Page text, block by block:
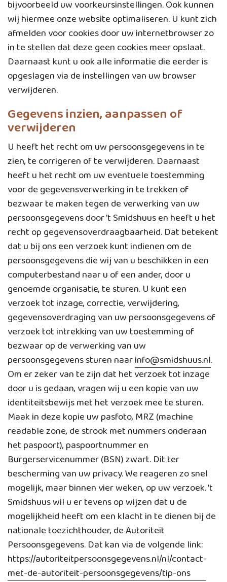
bijvoorbeeld uw voorkeursinstellingen. Ook kunnen
wij hiermee onze website optimaliseren. U kunt zich
afmelden voor cookies door uw internetbrowser zo
in te stellen dat deze geen cookies meer opslaat.
Daarnaast kunt u ook alle informatie die eerder is
opgeslagen via de instellingen van uw browser
verwijderen.
Gegevens inzien, aanpassen of
verwijderen
U heeft het recht om uw persoonsgegevens in te
zien, te corrigeren of te verwijderen. Daarnaast
heeft u het recht om uw eventuele toestemming
voor de gegevensverwerking in te trekken of
bezwaar te maken tegen de verwerking van uw
persoonsgegevens door 't Smidshuus en heeft u het
recht op gegevensoverdraagbaarheid. Dat betekent
dat u bij ons een verzoek kunt indienen om de
persoonsgegevens die wij van u beschikken in een
computerbestand naar u of een ander, door u
genoemde organisatie, te sturen. U kunt een
verzoek tot inzage, correctie, verwijdering,
gegevensoverdraging van uw persoonsgegevens of
verzoek tot intrekking van uw toestemming of
bezwaar op de verwerking van uw
persoonsgegevens sturen naarinfo@smidshuus.nl.
Om er zeker van te zijn dat het verzoek tot inzage
door u is gedaan, vragen wij u een kopie van uw
identiteitsbewijs met het verzoek mee te sturen.
Maak in deze kopie uw pasfoto, MRZ (machine
readable zone, de strook met nummers onderaan
het paspoort), paspoortnummer en
Burgerservicenummer (BSN) zwart. Dit ter
bescherming van uw privacy. We reageren zo snel
mogelijk, maar binnen vier weken, op uw verzoek. 't
Smidshuus wil u er tevens op wijzen dat u de
mogelijkheid heeft om een klacht in te dienen bij de
nationale toezichthouder, de Autoriteit
Persoonsgegevens. Dat kan via de volgende link:
https://autoriteitpersoonsgegevens.nl/nl/contact-
met-de-autoriteit-persoonsgegevens/tip-ons